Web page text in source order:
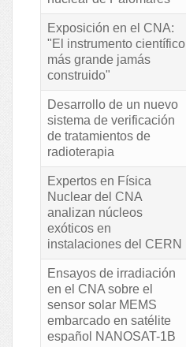
Exposición en el CNA:
"El instrumento científico
más grande jamás
construido"
Desarrollo de un nuevo
sistema de verificación
de tratamientos de
radioterapia
Expertos en Física
Nuclear del CNA
analizan núcleos
exóticos en
instalaciones del CERN
Ensayos de irradiación
en el CNA sobre el
sensor solar MEMS
embarcado en satélite
español NANOSAT-1B